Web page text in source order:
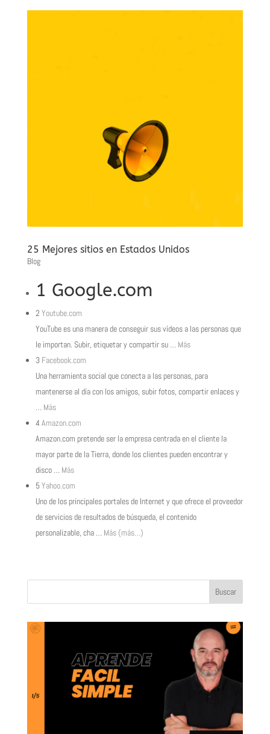
25 Mejores sitios en Estados Unidos
Blog
1 Google.com
2 Youtube.com
YouTube es una manera de conseguir sus vídeos a las personas que
le importan. Subir, etiquetar y compartir su … Más
3 Facebook.com
Una herramienta social que conecta a las personas, para
mantenerse al día con los amigos, subir fotos, compartir enlaces y
… Más
4 Amazon.com
Amazon.com pretende ser la empresa centrada en el cliente la
mayor parte de la Tierra, donde los clientes pueden encontrar y
disco … Más
5Yahoo.com
Uno de los principales portales de Internet y que ofrece el proveedor
de servicios de resultados de búsqueda, el contenido
personalizable, cha … Más (más…)